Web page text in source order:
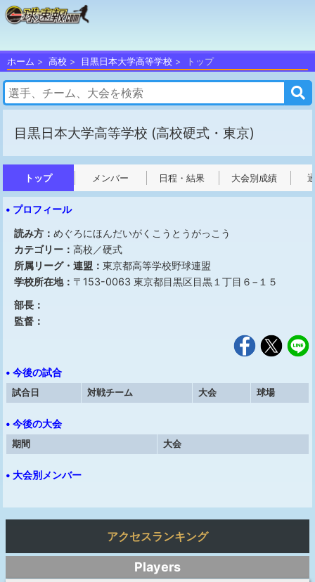
ホーム 高校 目黒日本大学高等学校 トップ
目黒日本大学高等学校 (高校硬式・東京)
トップ メンバー 日程・結果 大会別成績
• プロフィール
読み方： めぐろにほんだいがくこうとうがっこう
カテゴリー： 高校／硬式
所属リーグ・連盟： 東京都高等学校野球連盟
学校所在地： 〒153-0063 東京都目黒区目黒１丁目６−１５
部長：
監督：
• 今後の試合
試合日
対戦チーム 大会 球場
• 今後の大会
期間
大会
• 大会別メンバー
アクセスランキング
Players